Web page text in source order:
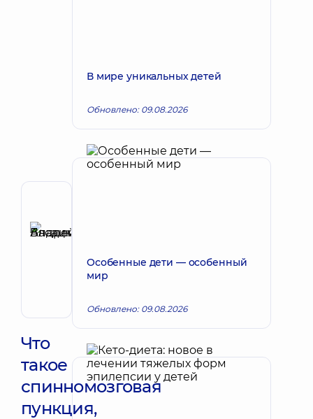
Владимирович
Хирург
Что
такое
спинномозговая
пункция,
В мире уникальных детей
Обновлено: 09.08.2026
Особенные дети — особенный
мир
Обновлено: 09.08.2026